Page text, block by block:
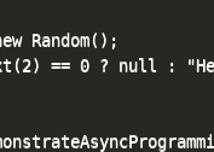
Random();
== 0 ? null :